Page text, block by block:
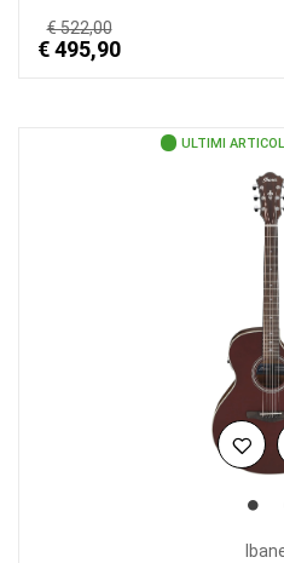
€ 522,00
€ 495,90
ULTIMI